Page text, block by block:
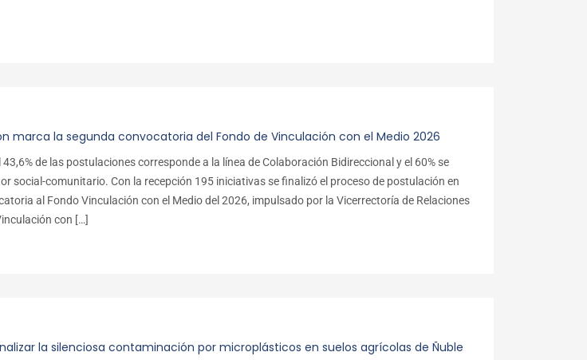
marca la segunda convocatoria del Fondo de Vinculación con el Medio 2026
43,6% de las postulaciones corresponde a la línea de Colaboración Bidireccional y el 60% se
social-comunitario. Con la recepción 195 iniciativas se finalizó el proceso de postulación en
al Fondo Vinculación con el Medio del 2026, impulsado por la Vicerrectoría de Relaciones
con […]
la silenciosa contaminación por microplásticos en suelos agrícolas de Ñuble